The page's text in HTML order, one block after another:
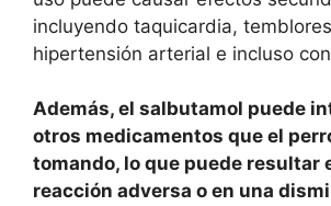
incluyendo taquicardia,
hipertensión arterial e incluso
Además, el salbutamol puede
otros medicamentos que el
tomando, lo que puede resultar
reacción adversa o en una